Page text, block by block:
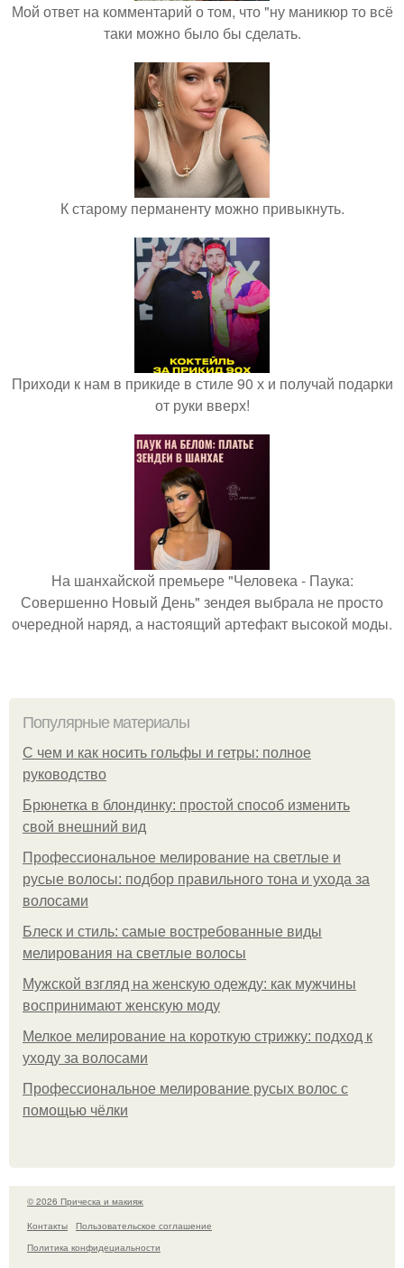
Мой ответ на комментарий о том, что "ну маникюр то всё
таки можно было бы сделать.
К старому перманенту можно привыкнуть.
Приходи к нам в прикиде в стиле 90 х и получай подарки
от руки вверх!
На шанхайской премьере "Человека - Паука:
Совершенно Новый День" зендея выбрала не просто
очередной наряд, а настоящий артефакт высокой моды.
Популярные материалы
С чем и как носить гольфы и гетры: полное
руководство
Брюнетка в блондинку: простой способ изменить
свой внешний вид
Профессиональное мелирование на светлые и
русые волосы: подбор правильного тона и ухода за
волосами
Блеск и стиль: самые востребованные виды
мелирования на светлые волосы
Мужской взгляд на женскую одежду: как мужчины
воспринимают женскую моду
Мелкое мелирование на короткую стрижку: подход к
уходу за волосами
Профессиональное мелирование русых волос с
помощью чёлки
© 2026 Прическа и макияж
Контакты
Пользовательское соглашение
Политика конфидециальности